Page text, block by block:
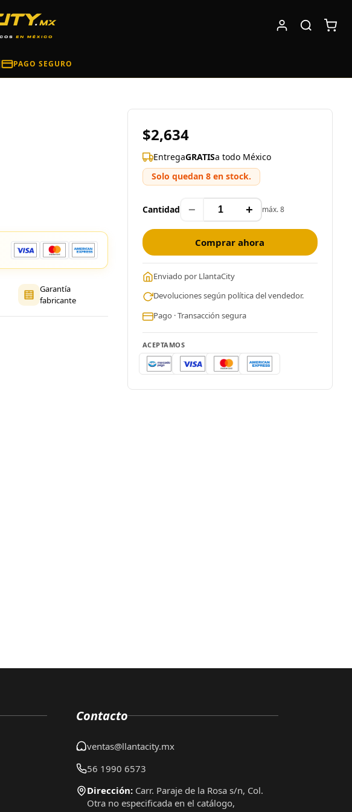
PAGO SEGURO
Garantía
fabricante
$2,634
EntregaGRATISa todo México
Solo quedan 8 en stock.
Cantidad − + máx. 8
Comprar ahora
Enviado por LlantaCity
Devoluciones según política del vendedor.
Pago · Transacción segura
ACEPTAMOS
Contacto
ventas@llantacity.mx
56 1990 6573
Dirección: Carr. Paraje de la Rosa s/n, Col.
Otra no especificada en el catálogo,